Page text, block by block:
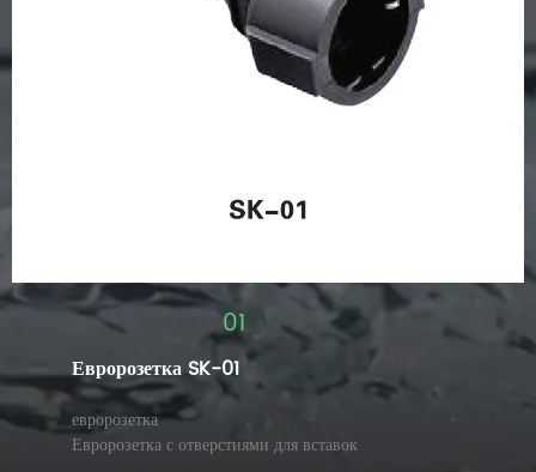
01 01
Евророзетка SK-01
евророзетка
Евророзетка с отверстиями для вставок